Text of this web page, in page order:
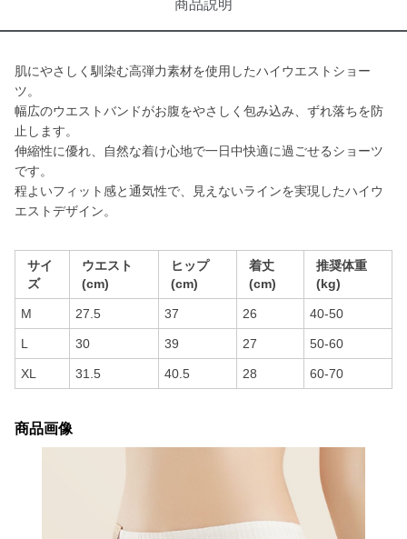
商品説明
肌にやさしく馴染む高弾力素材を使用したハイウエストショー
ツ。
幅広のウエストバンドがお腹をやさしく包み込み、ずれ落ちを防
止します。
伸縮性に優れ、自然な着け心地で一日中快適に過ごせるショーツ
です。
程よいフィット感と通気性で、見えないラインを実現したハイウ
エストデザイン。
サイ
ズ
ウエスト
(cm)
ヒップ
(cm)
着丈
(cm)
推奨体重
(kg)
M 27.5 37 26 40-50
L 30 39 27 50-60
XL 31.5 40.5 28 60-70
商品画像